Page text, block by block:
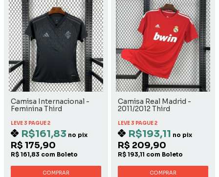
Camisa Internacional -
Feminina Third
LEVE 3 PAGUE 2
R$161,83 no pix
R$ 175,90
R$ 161,83 com Boleto
COMPRAR
Camisa Real Madrid -
2011/2012 Third
LEVE 3 PAGUE 2
R$193,11 no pix
R$ 209,90
R$ 193,11 com Boleto
COMPRAR